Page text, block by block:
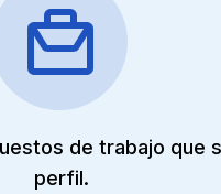
de trabajo que
perfil.